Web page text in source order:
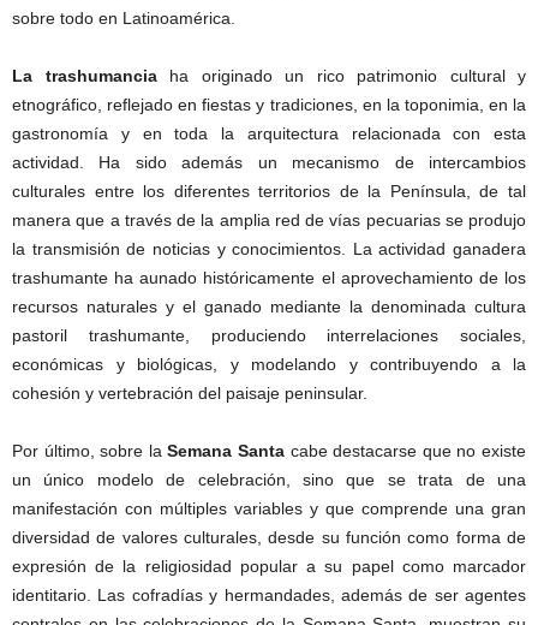
sobre todo en Latinoamérica.
La trashumanciaha originado un rico patrimonio cultural y
etnográfico, reflejado en fiestas y tradiciones, en la toponimia, en la
gastronomía y en toda la arquitectura relacionada con esta
actividad. Ha sido además un mecanismo de intercambios
culturales entre los diferentes territorios de la Península, de tal
manera que a través de la amplia red de vías pecuarias se produjo
la transmisión de noticias y conocimientos. La actividad ganadera
trashumante ha aunado históricamente el aprovechamiento de los
recursos naturales y el ganado mediante la denominada cultura
pastoril trashumante, produciendo interrelaciones sociales,
económicas y biológicas, y modelando y contribuyendo a la
cohesión y vertebración del paisaje peninsular.
Por último, sobre laSemana Santa cabe destacarse que no existe
un único modelo de celebración, sino que se trata de una
manifestación con múltiples variables y que comprende una gran
diversidad de valores culturales, desde su función como forma de
expresión de la religiosidad popular a su papel como marcador
identitario. Las cofradías y hermandades, además de ser agentes